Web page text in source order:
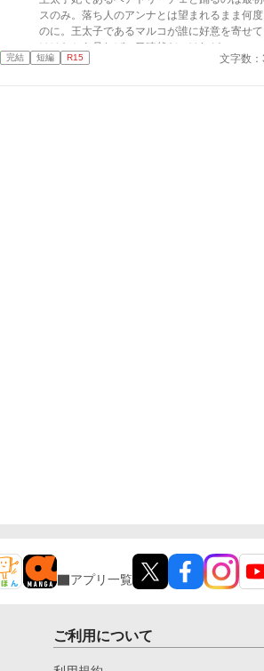
なろう、カクヨム様でも投稿しています。 な
間２０位 ２５０００PV感謝です。 ※ご都合
後日談の方を一部修正しました。
スのみ。落ち人のアンナとは望まれるまま何
のに。王太子であるマルコが誰に好意を寄せて
ははたから見れば一目瞭然だ。けれど、マルコ
ら愛しているのはベアトリーチェだけだった
完結 短編 R15 文字数
アプリ一覧
ご利用について